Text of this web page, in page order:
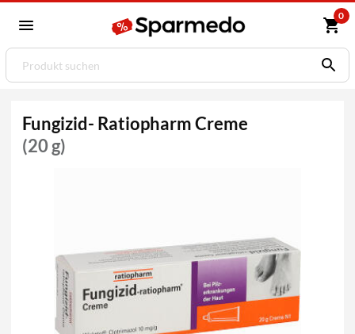
0
Fungizid- Ratiopharm Creme
(20 g)